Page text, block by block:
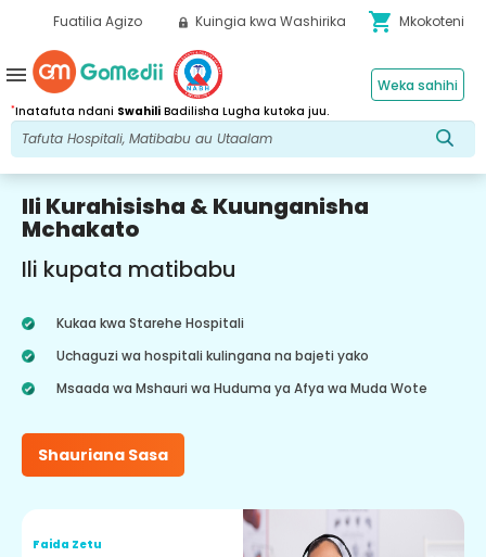
Fuatilia Agizo Kuingia kwa Washirika shopping_cart Mkokoteni
*Inatafuta ndani Swahili Badilisha Lugha kutoka juu.
Weka sahihi
menu
Ili Kurahisisha & Kuunganisha
Mchakato
Ili kupata matibabu
Kukaa kwa Starehe Hospitali
Uchaguzi wa hospitali kulingana na bajeti yako
Msaada wa Mshauri wa Huduma ya Afya wa Muda Wote
Shauriana Sasa
Faida Zetu